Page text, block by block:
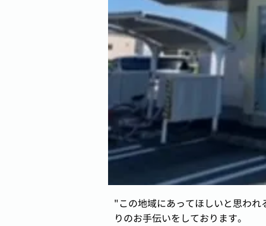
"この地域にあってほしいと思わ
りのお手伝いをしております。